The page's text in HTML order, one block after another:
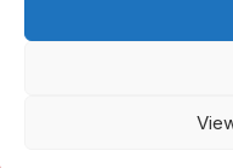
Käyttö- ja
© 2026 Tallitontun